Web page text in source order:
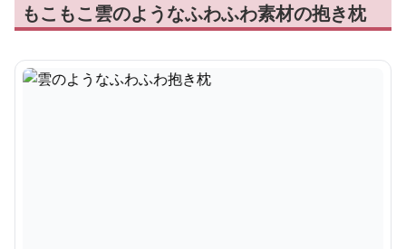
もこもこ雲のようなふわふわ素材の抱き枕